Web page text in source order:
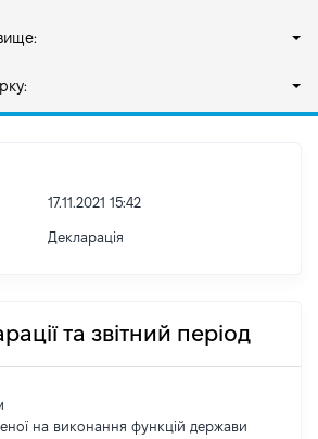
17.11.2021 15:42
Декларація
та звітний період
на виконання функцій держави